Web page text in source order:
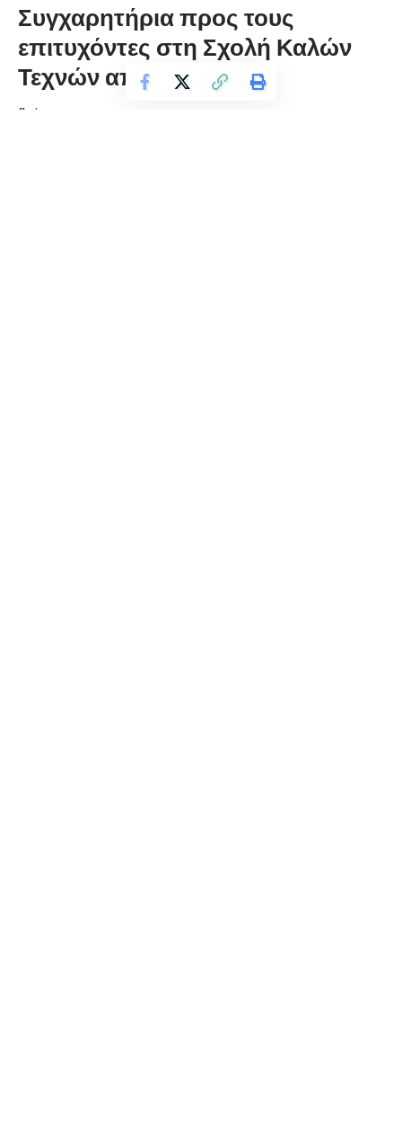
Συγχαρητήρια προς τους
επιτυχόντες στη Σχολή Καλών
Τεχνών από τη Λ.Π.Φ.
florinapress.gr